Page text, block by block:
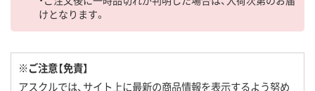
けとなります。
※ご注意【免責】
アスクルでは、サイト上に最新の商品情報を表示するよう努め